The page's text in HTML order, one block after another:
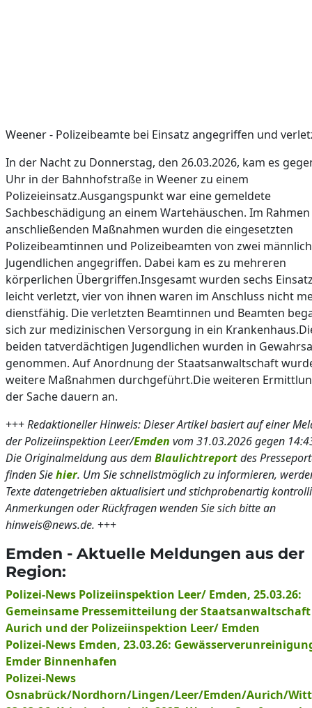
Weener - Polizeibeamte bei Einsatz angegriffen und
In der Nacht zu Donnerstag, den 26.03.2026, kam es
Uhr in der Bahnhofstraße in Weener zu einem
Polizeieinsatz.Ausgangspunkt war eine gemeldete
Sachbeschädigung an einem Wartehäuschen. Im
anschließenden Maßnahmen wurden die eingesetzten
Polizeibeamtinnen und Polizeibeamten von zwei
Jugendlichen angegriffen. Dabei kam es zu mehreren
körperlichen Übergriffen.Insgesamt wurden sechs
leicht verletzt, vier von ihnen waren im Anschluss nicht
dienstfähig. Die verletzten Beamtinnen und Beamten
sich zur medizinischen Versorgung in ein
beiden tatverdächtigen Jugendlichen wurden in
genommen. Auf Anordnung der Staatsanwaltschaft
weitere Maßnahmen durchgeführt.Die weiteren
der Sache dauern an.
+++Redaktioneller Hinweis: Dieser Artikel basiert auf einer
der Polizeiinspektion Leer/Emden vom 31.03.2026 gegen
Die Originalmeldung aus dem Blaulichtreportdes
finden Siehier. Um Sie schnellstmöglich zu informieren,
Texte datengetrieben aktualisiert und stichprobenartig
Anmerkungen oder Rückfragen wenden Sie sich bitte an
hinweis@news.de. +++
Emden - Aktuelle Meldungen aus der
Region:
Polizei-News Polizeiinspektion Leer/ Emden, 25.03.26:
Gemeinsame Pressemitteilung der Staatsanwaltschaft
Aurich und der Polizeiinspektion Leer/ Emden
Polizei-News Emden, 23.03.26:
Emder Binnenhafen
Polizei-News
Osnabrück/Nordhorn/Lingen/Leer/Emden/Aurich/